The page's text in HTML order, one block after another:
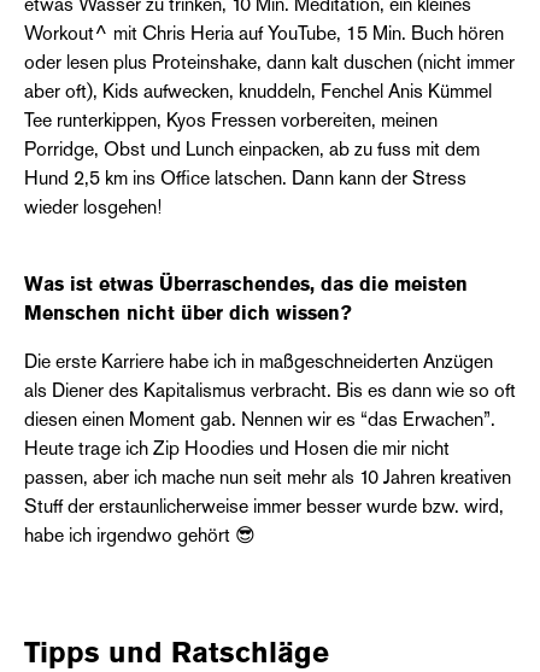
etwas Wasser zu trinken, 10 Min. Meditation, ein kleines
Workout^ mit Chris Heria auf YouTube, 15 Min. Buch hören
oder lesen plus Proteinshake, dann kalt duschen (nicht immer
aber oft), Kids aufwecken, knuddeln, Fenchel Anis Kümmel
Tee runterkippen, Kyos Fressen vorbereiten, meinen
Porridge, Obst und Lunch einpacken, ab zu fuss mit dem
Hund 2,5 km ins Office latschen. Dann kann der Stress
wieder losgehen!
Was ist etwas Überraschendes, das die meisten
Menschen nicht über dich wissen?
Die erste Karriere habe ich in maßgeschneiderten Anzügen
als Diener des Kapitalismus verbracht. Bis es dann wie so oft
diesen einen Moment gab. Nennen wir es “das Erwachen”.
Heute trage ich Zip Hoodies und Hosen die mir nicht
passen, aber ich mache nun seit mehr als 10 Jahren kreativen
Stuff der erstaunlicherweise immer besser wurde bzw. wird,
habe ich irgendwo gehört 😎
Tipps und Ratschläge